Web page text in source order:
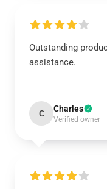
Outstanding
assistance.
C Charles
Verified owner